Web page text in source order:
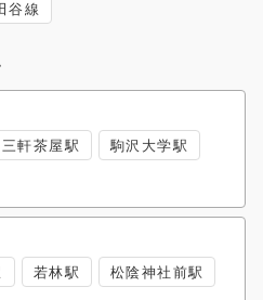
谷線
三軒茶屋駅 駒沢大学駅
若林駅 松陰神社前駅